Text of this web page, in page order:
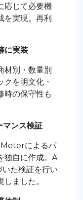
応じて必要機
を実現。再利
に実装
材別・数量別
クを明文化・
時の保守性も
マンス検証
によるパ
自に作成。 A
た検証を行い
ました。